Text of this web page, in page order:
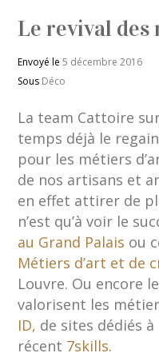
Le revival des
Envoyé le5 décembre 2016
Sous Déco
La team Cattoire
temps déjà le
pour les métiers
de nos artisans et
en effet attirer de
n’est qu’à voir le
au Grand Palais ou
Métiers d’art et de
Louvre. Ou encore
valorisent les
ID, de sites dédiés
récent 7skills.